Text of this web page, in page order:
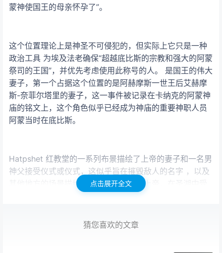
蒙神使国王的母亲怀孕了”。
这个位置理论上是神圣不可侵犯的，但实际上它只是一种
政治工具 为埃及法老确保“超越底比斯的宗教和强大的阿蒙
祭司的王国”，并优先考虑使用此称号的人。 是国王的伟大
妻子，第一个占据这个位置的是阿赫摩斯一世王后艾赫摩
斯-奈菲尔塔里的妻子，这一事件被记录在卡纳克的阿蒙神
庙的铭文上，这个角色似乎已经成为神庙的重要神职人员
阿蒙当时在底比斯。
Hatpshet 红教堂的一系列布景描绘了上帝的妻子和一名男
神父接受仪式或仪式，这似乎旨在摧毁敌人的名字 ，以及
其他地方的场景描绘了上帝的妻子崇拜上帝，在圣湖中受
洗，然后跟随国王进入寺庙。 再次，这表明了这个角色的
点击展开全文
猜您喜欢的文章